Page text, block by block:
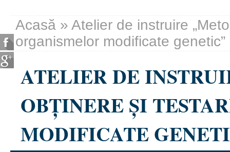
Eşti aici
Acasă » Atelier de instruire
organismelor modificate genetic”
ATELIER DE
OBȚINERE ȘI
MODIFICATE